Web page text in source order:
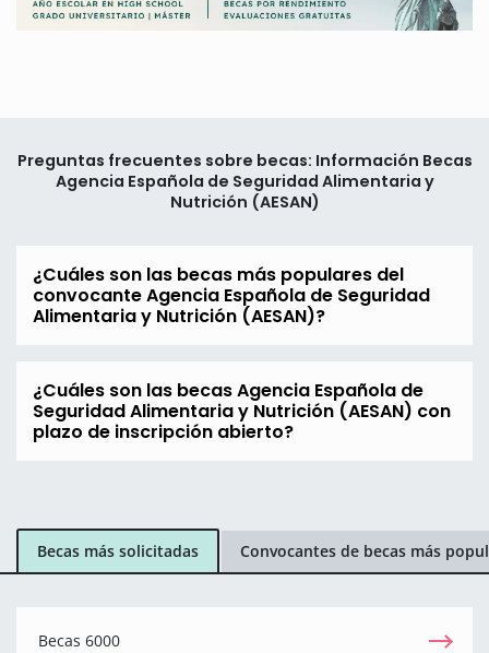
Preguntas frecuentes sobre becas: Información Becas
Agencia Española de Seguridad Alimentaria y
Nutrición (AESAN)
¿Cuáles son las becas más populares del
convocante Agencia Española de Seguridad
Alimentaria y Nutrición (AESAN)?
¿Cuáles son las becas Agencia Española de
Seguridad Alimentaria y Nutrición (AESAN) con
plazo de inscripción abierto?
Becas más solicitadas Convocantes de becas más
Becas 6000